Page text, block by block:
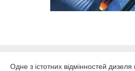
Одне з істотних відмінностей